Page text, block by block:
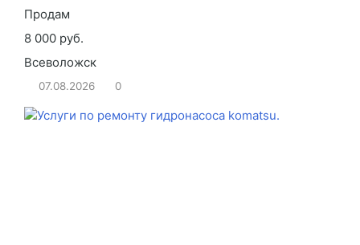
Продам
8 000 руб.
Всеволожск
07.08.2026 0